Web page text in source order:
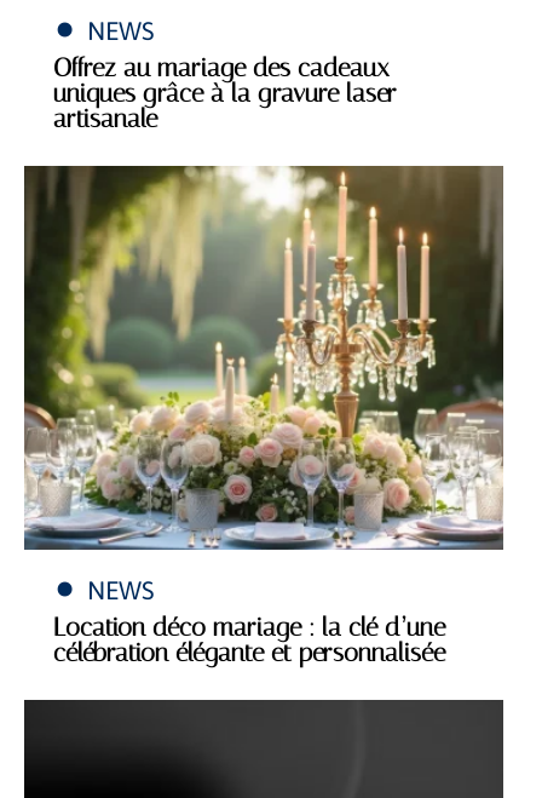
NEWS
Offrez au mariage des cadeaux
uniques grâce à la gravure laser
artisanale
NEWS
Location déco mariage : la clé d’une
célébration élégante et personnalisée